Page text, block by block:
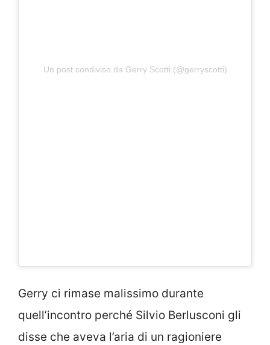
Un post condiviso da Gerry Scotti (@gerryscotti)
Gerry ci rimase malissimo durante
quell’incontro perché Silvio Berlusconi gli
disse che aveva l’aria di un ragioniere